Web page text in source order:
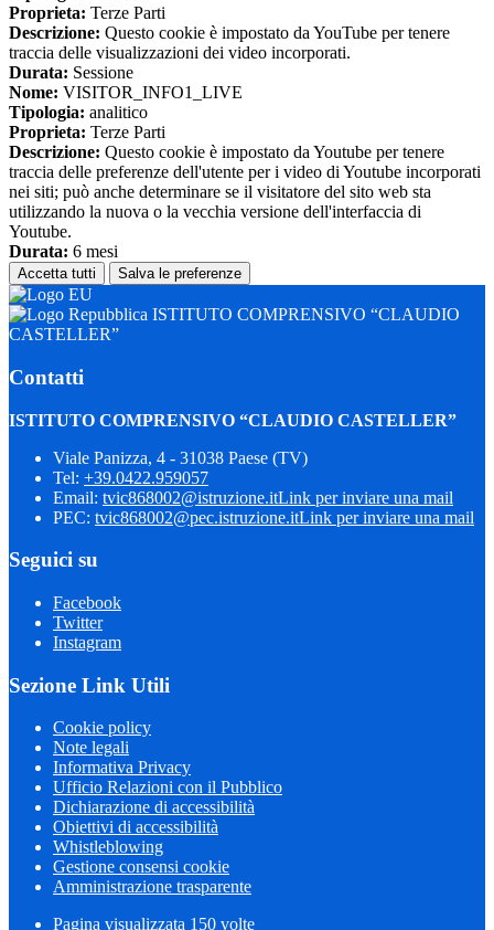
Proprieta: Terze Parti
Descrizione: Questo cookie è impostato da YouTube per tenere
traccia delle visualizzazioni dei video incorporati.
Durata: Sessione
Nome: VISITOR_INFO1_LIVE
Tipologia: analitico
Proprieta: Terze Parti
Descrizione: Questo cookie è impostato da Youtube per tenere
traccia delle preferenze dell'utente per i video di Youtube incorporati
nei siti; può anche determinare se il visitatore del sito web sta
utilizzando la nuova o la vecchia versione dell'interfaccia di
Youtube.
Durata: 6 mesi
Accetta tutti Salva le preferenze
ISTITUTO COMPRENSIVO “CLAUDIO
CASTELLER”
Contatti
ISTITUTO COMPRENSIVO “CLAUDIO CASTELLER”
Viale Panizza, 4 - 31038 Paese (TV)
Tel: +39.0422.959057
Email: tvic868002@istruzione.itLink per inviare una mail
PEC: tvic868002@pec.istruzione.itLink per inviare una mail
Seguici su
Facebook
Twitter
Instagram
Sezione Link Utili
Cookie policy
Note legali
Informativa Privacy
Ufficio Relazioni con il Pubblico
Dichiarazione di accessibilità
Obiettivi di accessibilità
Whistleblowing
Gestione consensi cookie
Amministrazione trasparente
Pagina visualizzata 150 volte